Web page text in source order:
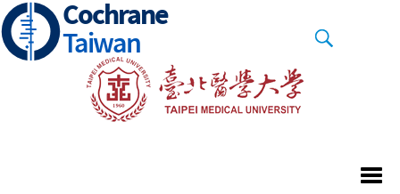
Skip
to
main
Cochrane
Taiwan